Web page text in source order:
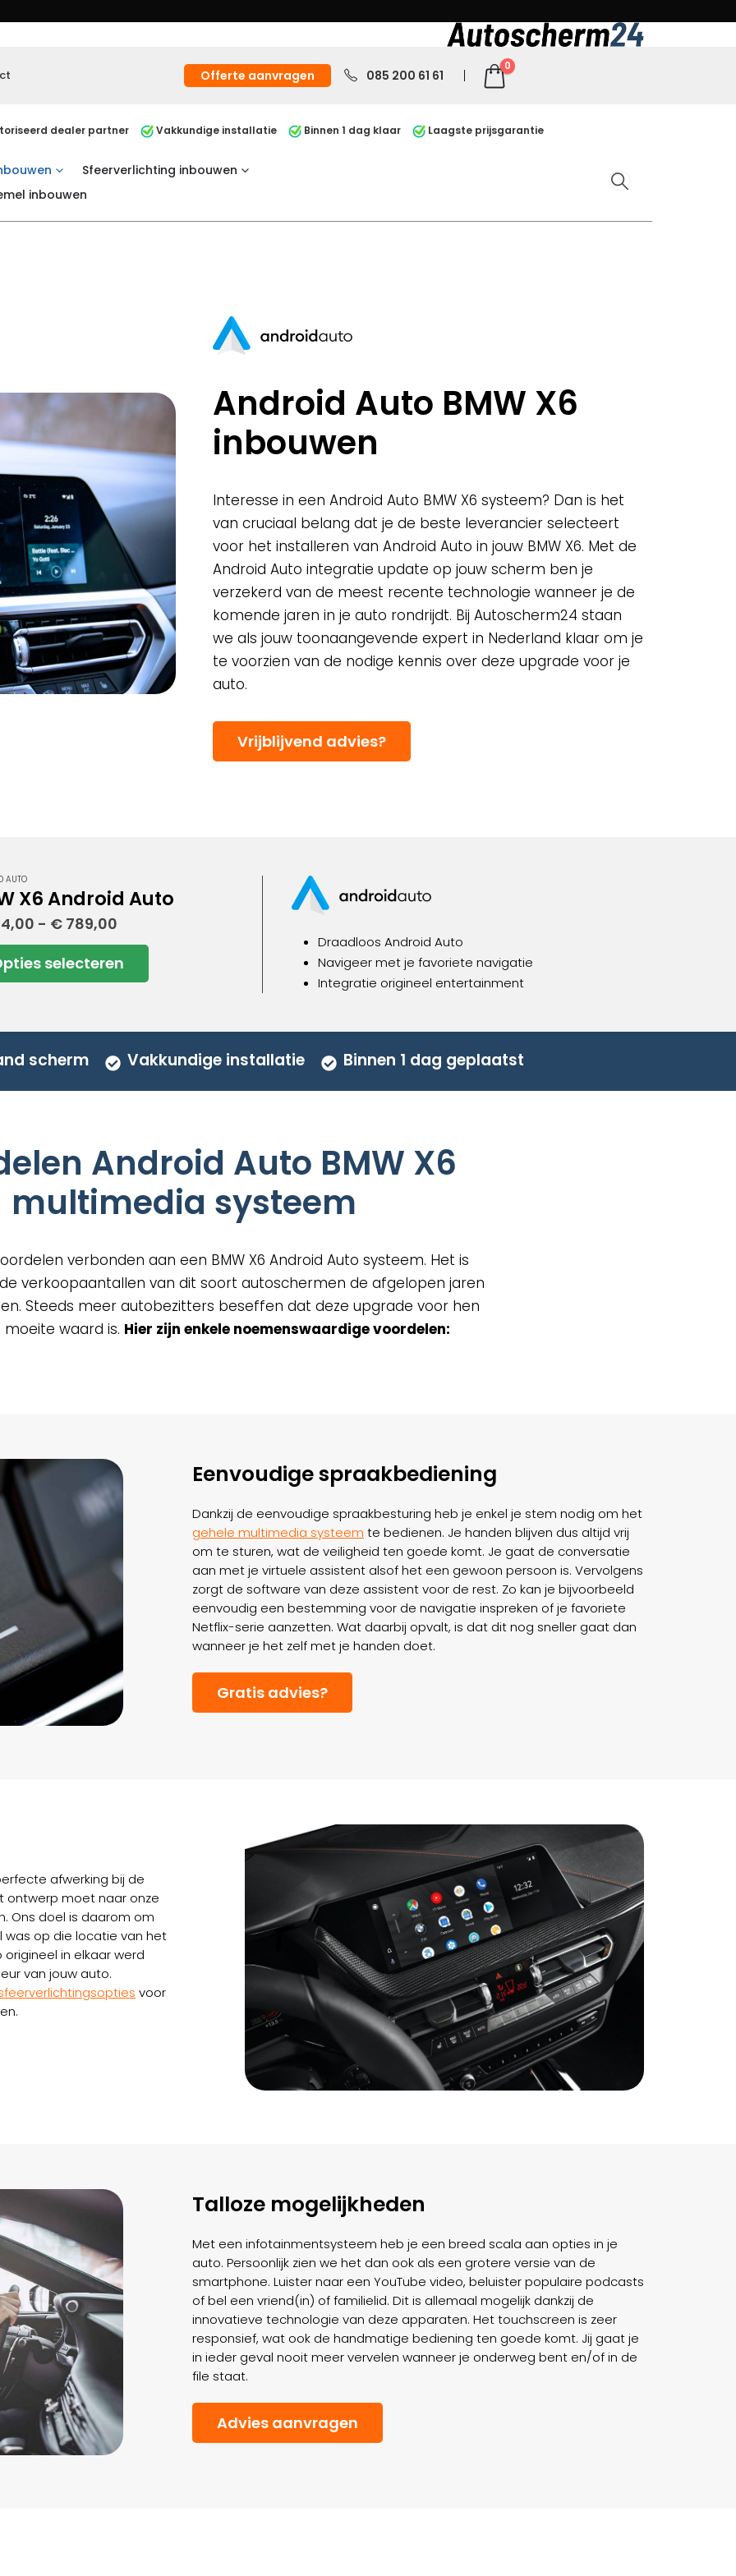
Offerte aanvragen 085 200 61 61
0
dealer partner Vakkundige installatie Binnen 1 dag klaar Laagste prijsgarantie
Sfeerverlichting inbouwen
inbouwen
Android Auto BMW X6
inbouwen
Interesse in een Android Auto BMW X6 systeem? Dan is het
van cruciaal belang dat je de beste leverancier selecteert
voor het installeren van Android Auto in jouw BMW X6. Met de
Android Auto integratie update op jouw scherm ben je
verzekerd van de meest recente technologie wanneer je de
komende jaren in je auto rondrijdt. Bij Autoscherm24 staan
we als jouw toonaangevende expert in Nederland klaar om je
te voorzien van de nodige kennis over deze upgrade voor je
auto.
Vrijblijvend advies?
AUTO
X6 Android Auto
- € 789,00
€ 789,00
selecteren
Draadloos Android Auto
Navigeer met je favoriete navigatie
Integratie origineel entertainment
scherm Vakkundige installatie Binnen 1 dag geplaatst
Android Auto BMW X6
multimedia systeem
verbonden aan een BMW X6 Android Auto systeem. Het is
verkoopaantallen van dit soort autoschermen de afgelopen jaren
Steeds meer autobezitters beseffen dat deze upgrade voor hen
waard is. Hier zijn enkele noemenswaardige voordelen:
Eenvoudige spraakbediening
Dankzij de eenvoudige spraakbesturing heb je enkel je stem nodig om het
gehele multimedia systeem te bedienen. Je handen blijven dus altijd vrij
om te sturen, wat de veiligheid ten goede komt. Je gaat de conversatie
aan met je virtuele assistent alsof het een gewoon persoon is. Vervolgens
zorgt de software van deze assistent voor de rest. Zo kan je bijvoorbeeld
eenvoudig een bestemming voor de navigatie inspreken of je favoriete
Netflix-serie aanzetten. Wat daarbij opvalt, is dat dit nog sneller gaat dan
wanneer je het zelf met je handen doet.
Gratis advies?
afwerking bij de
ontwerp moet naar onze
Ons doel is daarom om
was op die locatie van het
in elkaar werd
van jouw auto.
voor
Talloze mogelijkheden
Met een infotainmentsysteem heb je een breed scala aan opties in je
auto. Persoonlijk zien we het dan ook als een grotere versie van de
smartphone. Luister naar een YouTube video, beluister populaire podcasts
of bel een vriend(in) of familielid. Dit is allemaal mogelijk dankzij de
innovatieve technologie van deze apparaten. Het touchscreen is zeer
responsief, wat ook de handmatige bediening ten goede komt. Jij gaat je
in ieder geval nooit meer vervelen wanneer je onderweg bent en/of in de
file staat.
Advies aanvragen